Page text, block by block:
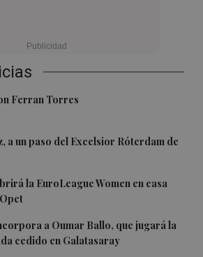
Ferran Torres
a un paso del Excelsior Róterdam de
la EuroLeague Women en casa
a Oumar Ballo, que jugará la
cedido en Galatasaray